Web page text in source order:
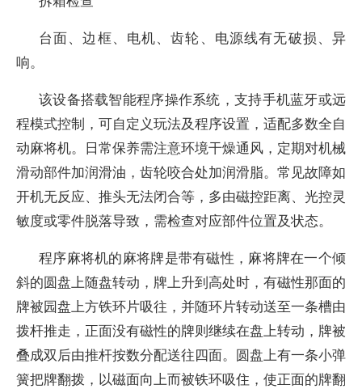
台面、边框、电机、齿轮、电源线有无破损、异
响。
该设备搭载智能程序操作系统，支持手机蓝牙或远
程模式控制，可自定义玩法及程序设置，适配多数全自
动麻将机。日常保养需注意环境干燥通风，定期对机械
滑动部件加润滑油，齿轮咬合处加润滑脂。常见故障如
开机无反应、推头无法闭合等，多由磁控距离、光控灵
敏度或零件脱落导致，需检查对应部件位置及状态。
程序麻将机的麻将牌是带有磁性，麻将牌在一个倾
斜的圆盘上随盘转动，牌上升到高处时，有磁性那面的
牌被园盘上方铁环片吸往，并随环片转动送至一条槽由
拨杆推走，正面没有磁性的牌则继续在盘上转动，牌被
叠成双后由推杆按数分配送往四面。圆盘上有一条小弹
簧把牌翻拨，以磁面向上而被铁环吸住，使正面的牌翻